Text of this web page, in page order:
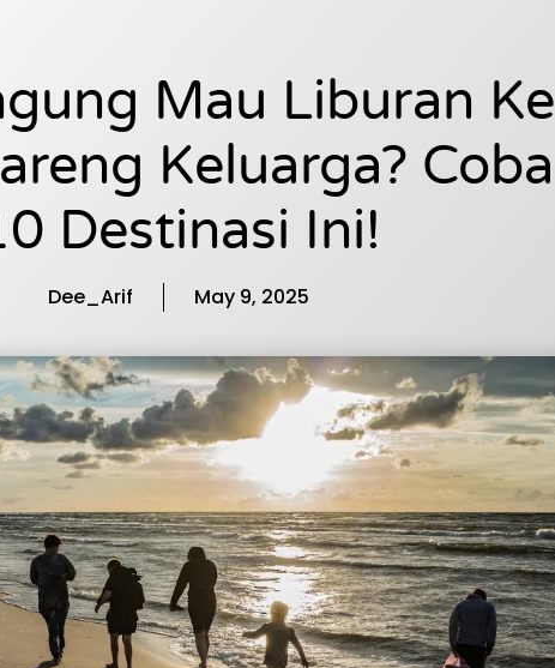
Mau Liburan Ke
Keluarga? Coba
Destinasi Ini!
Dee_Arif May 9, 2025